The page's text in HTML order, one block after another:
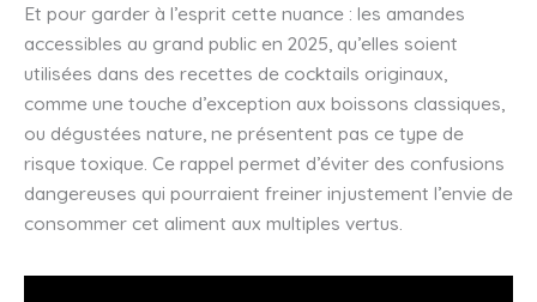
Et pour garder à l’esprit cette nuance : les amandes
accessibles au grand public en 2025, qu’elles soient
utilisées dans des recettes de cocktails originaux,
comme une touche d’exception aux boissons classiques,
ou dégustées nature, ne présentent pas ce type de
risque toxique. Ce rappel permet d’éviter des confusions
dangereuses qui pourraient freiner injustement l’envie de
consommer cet aliment aux multiples vertus.